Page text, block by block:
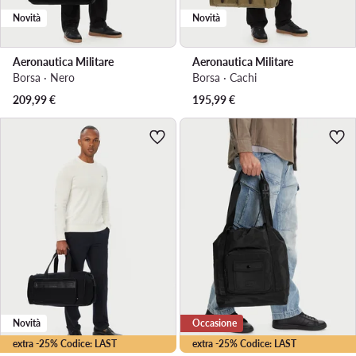
Novità
Aeronautica Militare
Borsa · Nero
209,99€
Novità
Aeronautica Militare
Borsa · Cachi
195,99€
extra -25% Codice: LAST
Novità
extra -25% Codice: LAST
Occasione